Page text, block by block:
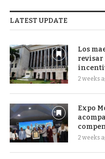
LATEST UPDATE
Los
revisar
2 weeks
Expo
2 weeks